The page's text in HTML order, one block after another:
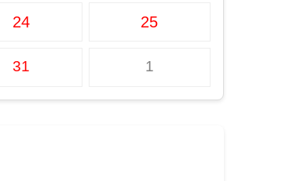
24 25
31 1